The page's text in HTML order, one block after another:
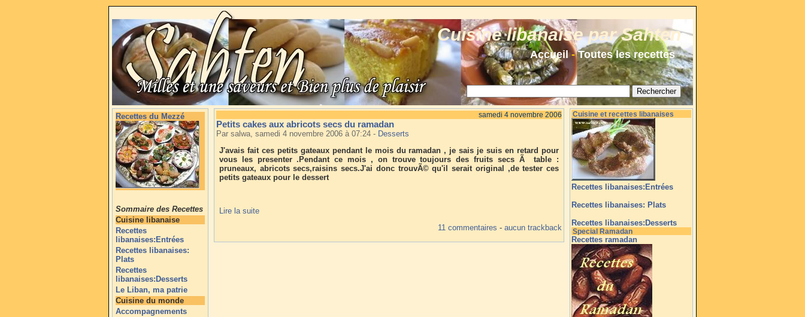
Cuisine libanaise par Sahten
Accueil-Toutes les recettes
Recettes du Mezzé
Sommaire des Recettes
Cuisine libanaise
Recettes
libanaises:Entrées
Recettes libanaises:
Plats
Recettes
libanaises:Desserts
Le Liban, ma patrie
Cuisine du monde
Accompagnements
samedi 4 novembre 2006
Petits cakes aux abricots secs du ramadan
Par salwa, samedi 4 novembre 2006 à 07:24 - Desserts
J'avais fait ces petits gateaux pendant le mois du ramadan , je sais je suis en retard pour
vous les presenter .Pendant ce mois , on trouve toujours des fruits secs Ã table :
pruneaux, abricots secs,raisins secs.J'ai donc trouvÃ© qu'il serait original ,de tester ces
petits gateaux pour le dessert
Lire la suite
11 commentaires - aucun trackback
Cuisine et recettes libanaises
Recettes libanaises:Entrées
Recettes libanaises: Plats
Recettes libanaises:Desserts
Special Ramadan
Recettes ramadan